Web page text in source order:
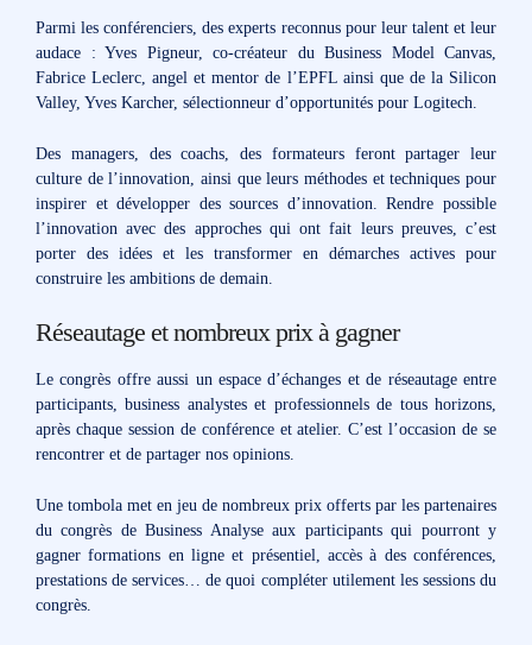
Parmi les conférenciers, des experts reconnus pour leur talent et leur
audace : Yves Pigneur, co-créateur du Business Model Canvas,
Fabrice Leclerc, angel et mentor de l’EPFL ainsi que de la Silicon
Valley, Yves Karcher, sélectionneur d’opportunités pour Logitech.
Des managers, des coachs, des formateurs feront partager leur
culture de l’innovation, ainsi que leurs méthodes et techniques pour
inspirer et développer des sources d’innovation. Rendre possible
l’innovation avec des approches qui ont fait leurs preuves, c’est
porter des idées et les transformer en démarches actives pour
construire les ambitions de demain.
Réseautage et nombreux prix à gagner
Le congrès offre aussi un espace d’échanges et de réseautage entre
participants, business analystes et professionnels de tous horizons,
après chaque session de conférence et atelier. C’est l’occasion de se
rencontrer et de partager nos opinions.
Une tombola met en jeu de nombreux prix offerts par les partenaires
du congrès de Business Analyse aux participants qui pourront y
gagner formations en ligne et présentiel, accès à des conférences,
prestations de services… de quoi compléter utilement les sessions du
congrès.